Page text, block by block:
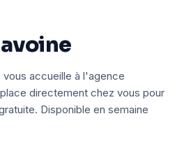
vous accueille à l'agence
directement chez vous pour
Disponible en semaine